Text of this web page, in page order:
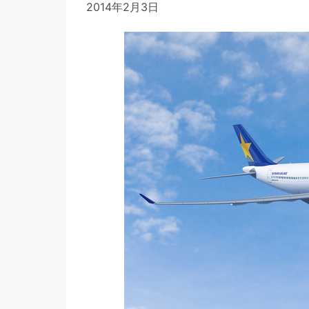
2014年2月3日